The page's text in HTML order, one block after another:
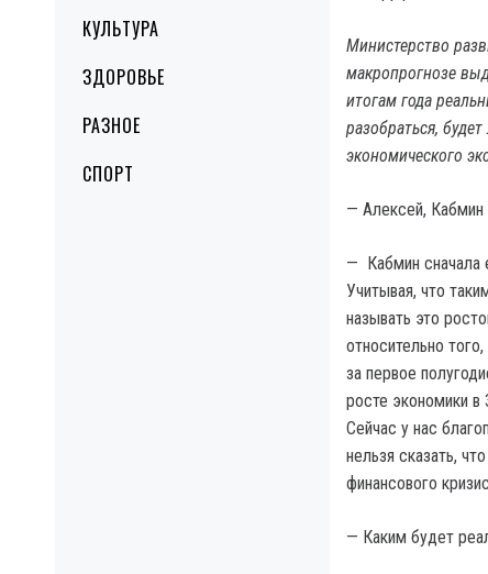
КУЛЬТУРА
ЗДОРОВЬЕ
РАЗНОЕ
СПОРТ
Министерство
макропрогнозе
итогам года
разобраться,
экономического
— Алексей, Кабмин
— Кабмин сначала
Учитывая, что
называть это
относительно
за первое
росте экономики в
Сейчас у нас
нельзя сказать,
финансового
— Каким будет